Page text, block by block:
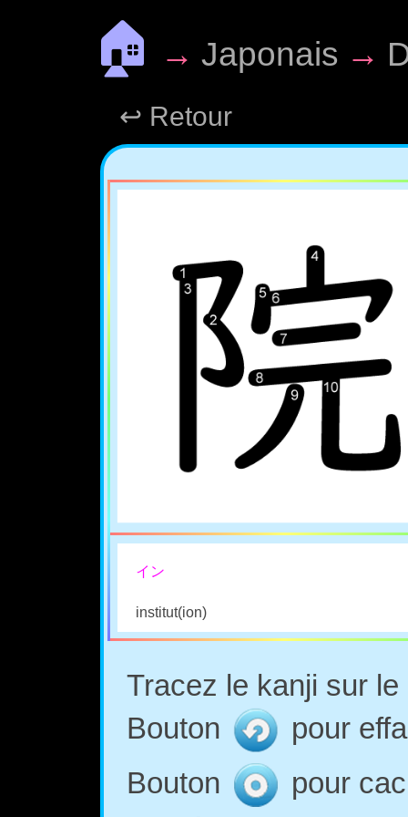
🏠 → Japonais →
↩ Retour
イン
institut(ion)
Tracez le kanji sur
Bouton
pour
Bouton
pour